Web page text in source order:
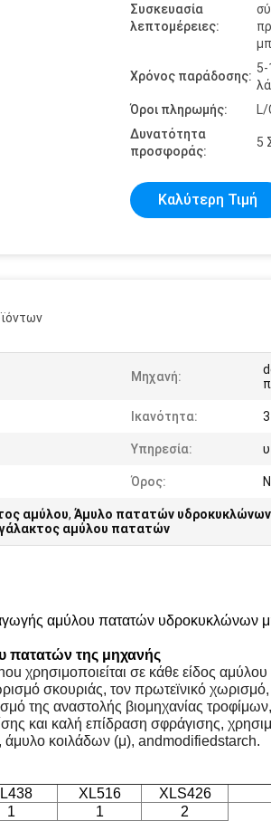
Συσκευασία
λεπτομέρειες:
Χρόνος παράδοσης:
5-
Όροι πληρωμής:
L/
Δυνατότητα
προσφοράς:
5
Καλύτερη Τιμή
Μηχανή:
Ικανότητα:
Υπηρεσία:
Όρος:
αμύλου, Άμυλο πατατών υδροκυκλώνων
αμύλου πατατών
αμύλου πατατών υδροκυκλώνων
πατατών της μηχανής
σε κάθε είδος αμύλου
σκουριάς, τον πρωτεϊνικό
της αναστολής βιομηχανίας
και καλή επίδραση σφράγισης,
άμυλο κοιλάδων (μ), andmodifiedstarch.
XL516
XLS426
1 1 2